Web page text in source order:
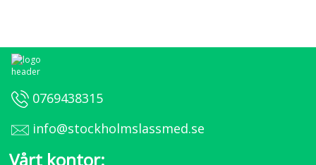
0769438315
info@stockholmslassmed.se
Vårt kontor: